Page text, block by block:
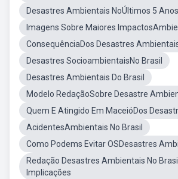
Desastres Ambientais NoÚltimos 5
Imagens Sobre Maiores
ConsequênciaDos Desastres
Desastres SocioambientaisNo Brasil
Desastres Ambientais Do Brasil
Modelo RedaçãoSobre Desastre
Quem E Atingido Em MaceióDos
AcidentesAmbientais No Brasil
Como Podems Evitar OSDesastres
Redação Desastres Ambientais No
Implicações